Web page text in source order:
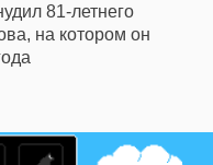
81-летнего
на котором он